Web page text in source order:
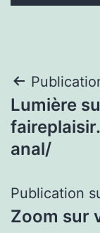
de
l’article
Lumière
anal/
Publication
Zoom sur